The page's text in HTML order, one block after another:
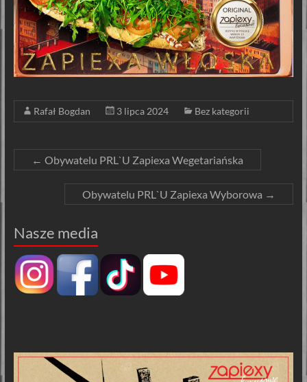
Rafał Bogdan 3 lipca 2024 Bez kategorii
← Obywatelu PRL`U Zapiexa Wegetariańska
Obywatelu PRL`U Zapiexa Wyborowa →
Nasze media